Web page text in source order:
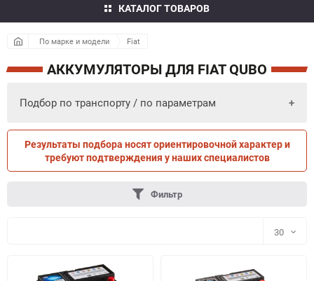
КАТАЛОГ ТОВАРОВ
По марке и модели Fiat
АККУМУЛЯТОРЫ ДЛЯ FIAT QUBO
Подбор по транспорту / по параметрам
ПО ТРАНСПОРТУ ПО ПАРАМЕТРАМ
Результаты подбора носят ориентировочной характер и
требуют подтверждения у наших специалистов
Фильтр
30